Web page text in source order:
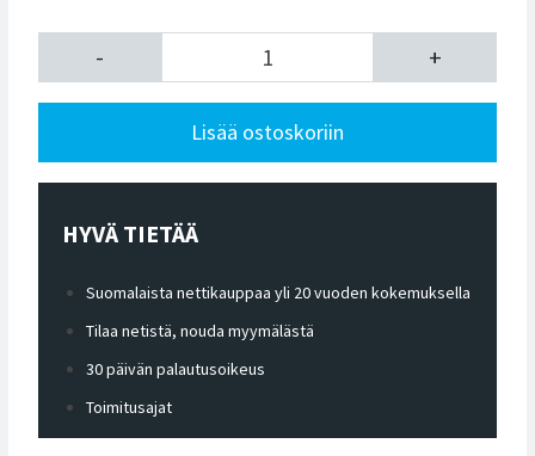
- +
Lisää ostoskoriin
HYVÄ TIETÄÄ
Suomalaista nettikauppaa yli 20 vuoden kokemuksella
Tilaa netistä, nouda myymälästä
30 päivän palautusoikeus
Toimitusajat